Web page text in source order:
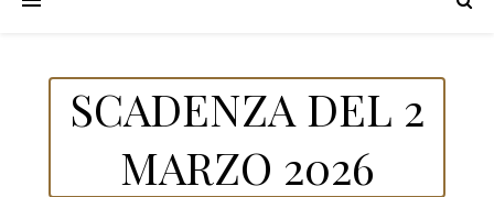
SCADENZA DEL 2
MARZO 2026